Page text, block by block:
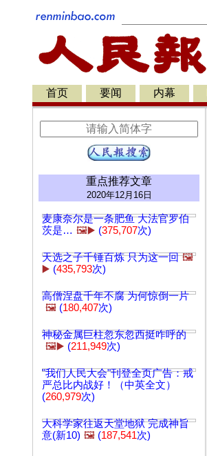
首页 要闻 内幕
重点推荐文章
2020年12月16日
麦康奈尔是一条肥鱼 大法官罗伯
茨是… 🖼️▶️ (375,707次)
天选之子千锤百炼 只为这一回 🖼️
▶️ (435,793次)
高僧涅盘千年不腐 为何惊倒一片
🖼️ (180,407次)
神秘金属巨柱忽东忽西挺咋呼的
🖼️▶️ (211,949次)
"我们人民大会"刊登全页广告：戒
严总比内战好！（中英全文）
(260,979次)
大科学家往返天堂地狱 完成神旨
意(新10) 🖼️ (187,541次)